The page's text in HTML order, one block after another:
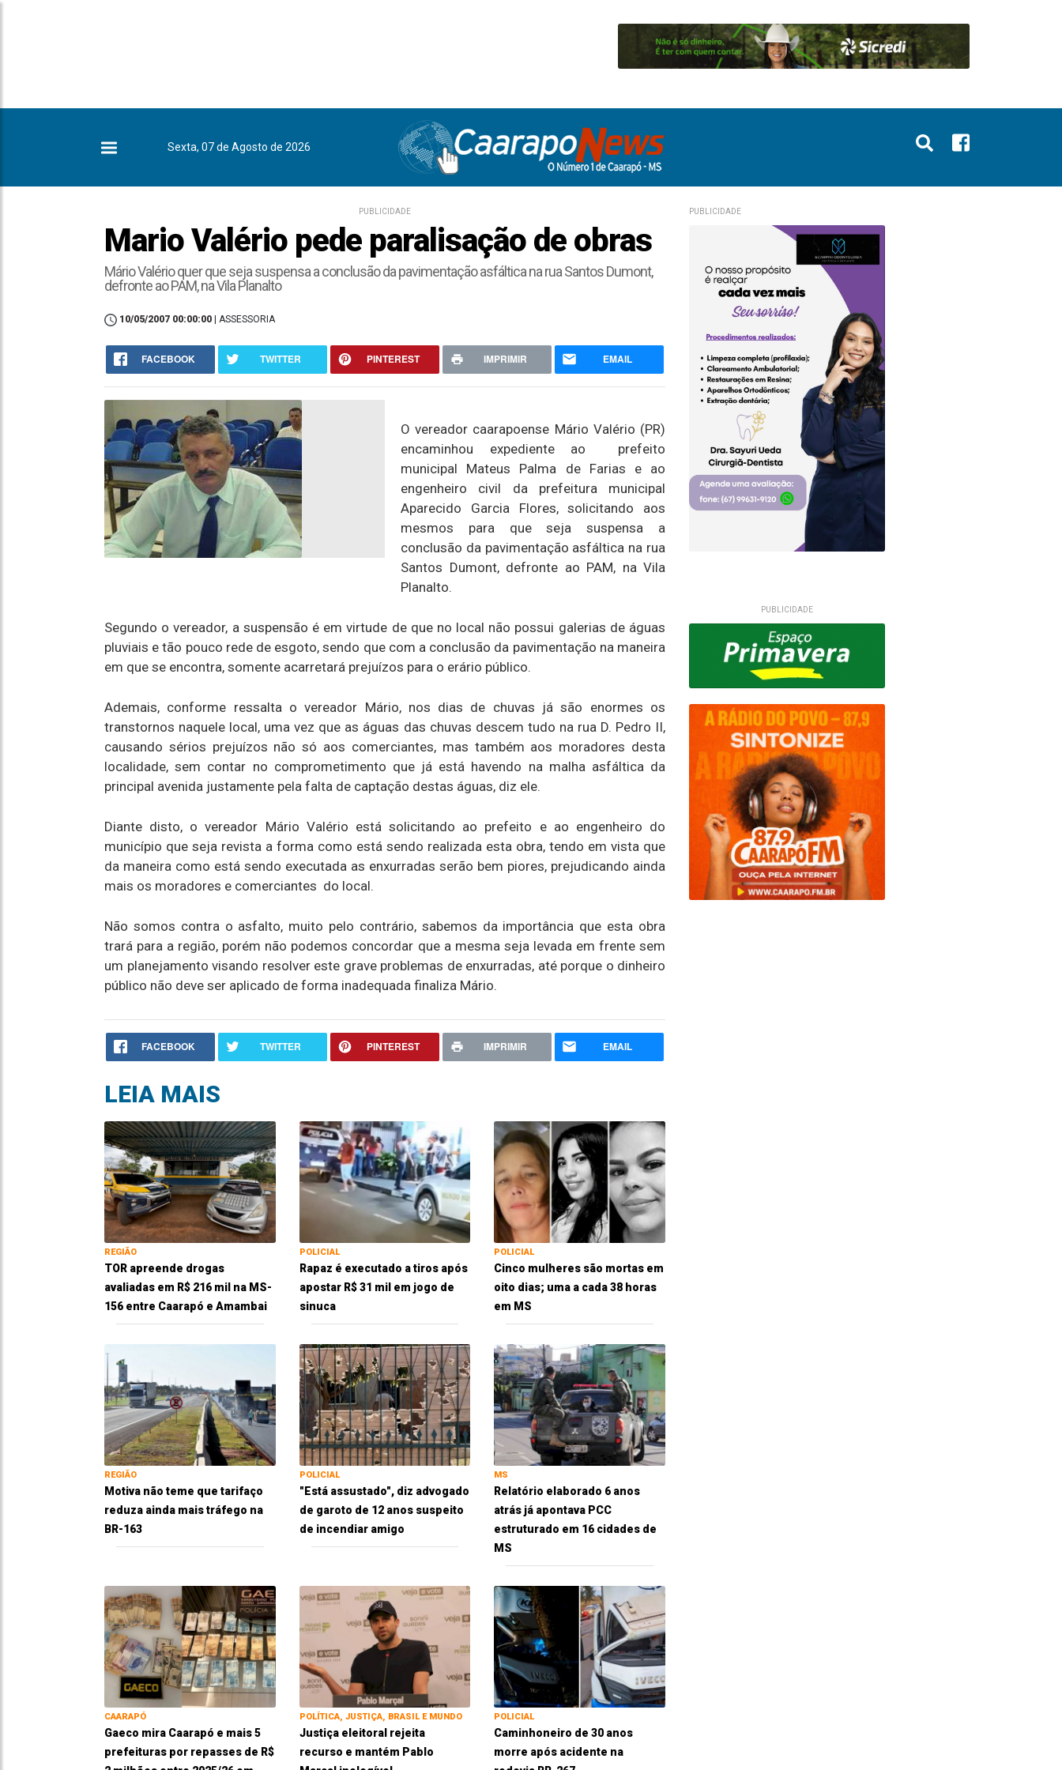
Sexta, 07 de Agosto de 2026
PUBLICIDADE
Mario Valério pede paralisação de obras
Mário Valério quer que seja suspensa a conclusão da pavimentação asfáltica na rua Santos Dumont,
defronte ao PAM, na Vila Planalto
10/05/2007 00:00:00 | ASSESSORIA
FACEBOOK TWITTER PINTEREST IMPRIMIR EMAIL
O vereador caarapoense Mário Valério (PR)
encaminhou expediente ao prefeito
municipal Mateus Palma de Farias e ao
engenheiro civil da prefeitura municipal
Aparecido Garcia Flores, solicitando aos
mesmos para que seja suspensa a
conclusão da pavimentação asfáltica na rua
Santos Dumont, defronte ao PAM, na Vila
Planalto.
Segundo o vereador, a suspensão é em virtude de que no local não possui galerias de águas
pluviais e tão pouco rede de esgoto, sendo que com a conclusão da pavimentação na maneira
em que se encontra, somente acarretará prejuízos para o erário público.
Ademais, conforme ressalta o vereador Mário, nos dias de chuvas já são enormes os
transtornos naquele local, uma vez que as águas das chuvas descem tudo na rua D. Pedro II,
causando sérios prejuízos não só aos comerciantes, mas também aos moradores desta
localidade, sem contar no comprometimento que já está havendo na malha asfáltica da
principal avenida justamente pela falta de captação destas águas, diz ele.
Diante disto, o vereador Mário Valério está solicitando ao prefeito e ao engenheiro do
município que seja revista a forma como está sendo realizada esta obra, tendo em vista que
da maneira como está sendo executada as enxurradas serão bem piores, prejudicando ainda
mais os moradores e comerciantes do local.
Não somos contra o asfalto, muito pelo contrário, sabemos da importância que esta obra
trará para a região, porém não podemos concordar que a mesma seja levada em frente sem
um planejamento visando resolver este grave problemas de enxurradas, até porque o dinheiro
público não deve ser aplicado de forma inadequada finaliza Mário.
FACEBOOK TWITTER PINTEREST IMPRIMIR EMAIL
LEIA MAIS
REGIÃO
TOR apreende drogas
avaliadas em R$ 216 mil na MS-
156 entre Caarapó e Amambai
POLICIAL
Rapaz é executado a tiros após
apostar R$ 31 mil em jogo de
sinuca
POLICIAL
Cinco mulheres são mortas em
oito dias; uma a cada 38 horas
em MS
REGIÃO
Motiva não teme que tarifaço
reduza ainda mais tráfego na
BR-163
POLICIAL
"Está assustado", diz advogado
de garoto de 12 anos suspeito
de incendiar amigo
MS
Relatório elaborado 6 anos
atrás já apontava PCC
estruturado em 16 cidades de
MS
CAARAPÓ
Gaeco mira Caarapó e mais 5
prefeituras por repasses de R$
POLÍTICA, JUSTIÇA, BRASIL E MUNDO
Justiça eleitoral rejeita
recurso e mantém Pablo
POLICIAL
Caminhoneiro de 30 anos
morre após acidente na
PUBLICIDADE
PUBLICIDADE